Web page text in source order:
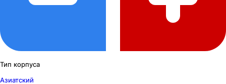
Тип корпуса
Азиатский